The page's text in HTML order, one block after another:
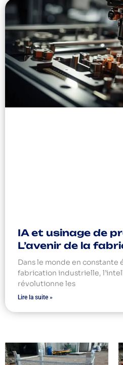
IA et usinage de
L’avenir de la
Dans le monde en constante
fabrication industrielle,
révolutionne les
Lire la suite »